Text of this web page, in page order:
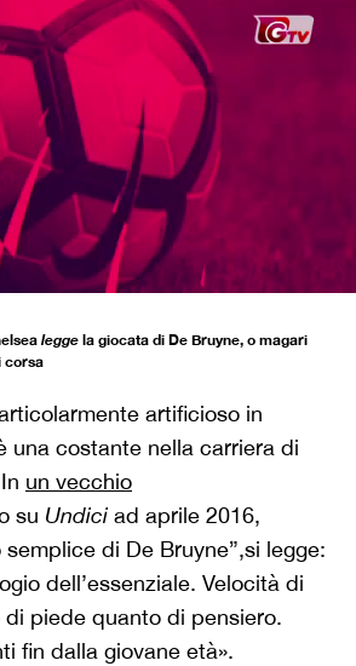
legge la giocata di De Bruyne, o magari
corsa
artificioso in
una costante nella carriera di
un vecchio
su Undici ad aprile 2016,
di De Bruyne”,si legge:
dell’essenziale. Velocità di
piede quanto di pensiero.
fin dalla giovane età».